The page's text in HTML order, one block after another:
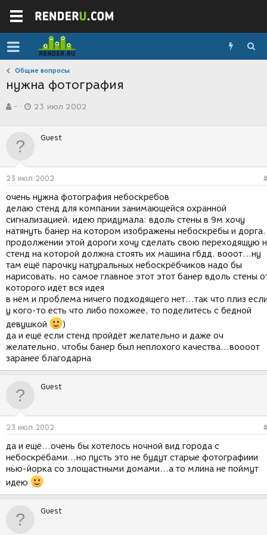
Общие вопросы
нужна фотография
в
р
м
-
а
д
н
и
я
23 июл 2002
Guest
23 июл 2002
очень нужна фотография небоскрёбов
делаю стенд для компании занимающейся охранной
сигнализацией. идею придумала: вдоль стены в 9м хочу
натянуть банер на котором изображены небоскрёбы и
продолжении этой дороги хочу сделать свою переходящую
стенд на которой должна стоять их машина гбдд. вооот...ну
там ещё парочку натуральных небоскрёбчиков надо бы
нарисовать, но самое главное этот этот банер вдоль стены
которого идёт вся идея
в нём и проблема ничего подходящего нет...так что плиз
у кого-то есть что либо похожее, то поделитесь с бедной
девушкой
)
да и ещё если стенд пройдёт желательно и даже оч
желательно, чтобы банер был неплохого качества...воооот
заранее благодарна
Guest
23 июл 2002
да и ещё...очень бы хотелось ночной вид города с
небоскрёбами...но пусть это не будут старые фотографиии
нью-йорка со злощастными домами...а то млина не поймут
идею
Guest